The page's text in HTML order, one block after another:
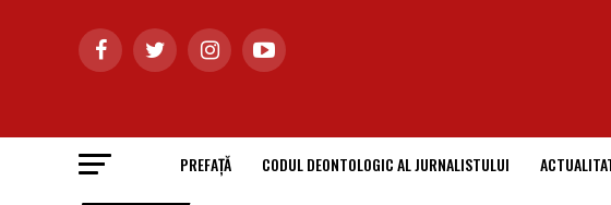
PREFAȚĂ CODUL DEONTOLOGIC AL JURNALISTULUI